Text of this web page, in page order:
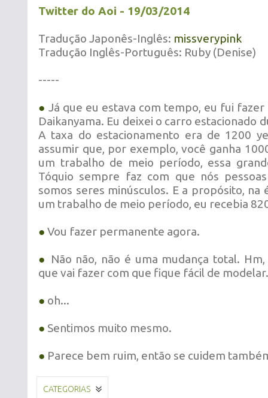
Twitter do Aoi - 19/03/2014
Tradução Japonês-Inglês: missverypink
Tradução Inglês-Português: Ruby (Denise)
-----
● Já que eu estava com tempo, eu fui
Daikanyama. Eu deixei o carro estacionado
A taxa do estacionamento era de 1200
assumir que, por exemplo, você ganha
um trabalho de meio período, essa
Tóquio sempre faz com que nós
somos seres minúsculos. E a propósito, na
um trabalho de meio período, eu recebia
● Vou fazer permanente agora.
● Não não, não é uma mudança total.
que vai fazer com que fique fácil de modelar.
● oh...
● Sentimos muito mesmo.
● Parece bem ruim, então se cuidem
CATEGORIAS